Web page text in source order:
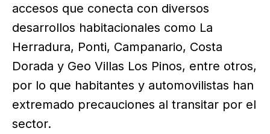
accesos que conecta con diversos
desarrollos habitacionales como La
Herradura, Ponti, Campanario, Costa
Dorada y Geo Villas Los Pinos, entre otros,
por lo que habitantes y automovilistas han
extremado precauciones al transitar por el
sector.